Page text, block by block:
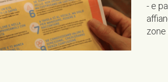
- e
zone